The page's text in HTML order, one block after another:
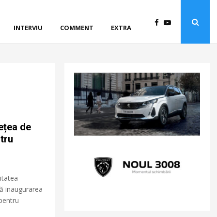
INTERVIU COMMENT EXTRA
de
inaugurarea